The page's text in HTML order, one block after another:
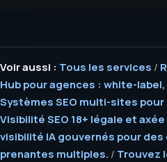
Voir aussi : Tous les services /
Hub pour agences : white-label,
Systèmes SEO multi-sites
Visibilité SEO 18+ légale et
visibilité IA gouvernés pour
prenantes multiples. / Trouvez